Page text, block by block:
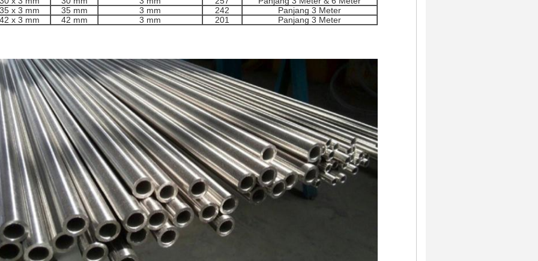
x 3 mm
35 mm 3 mm 242
Panjang 3 Meter
x 3 mm
42 mm 3 mm 201 Panjang 3 Meter